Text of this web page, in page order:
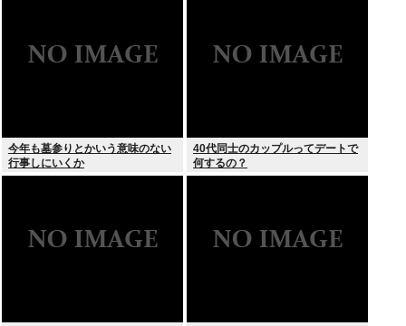
今年も墓参りとかいう意味のない
行事しにいくか
40代同士のカップルってデートで
何するの？